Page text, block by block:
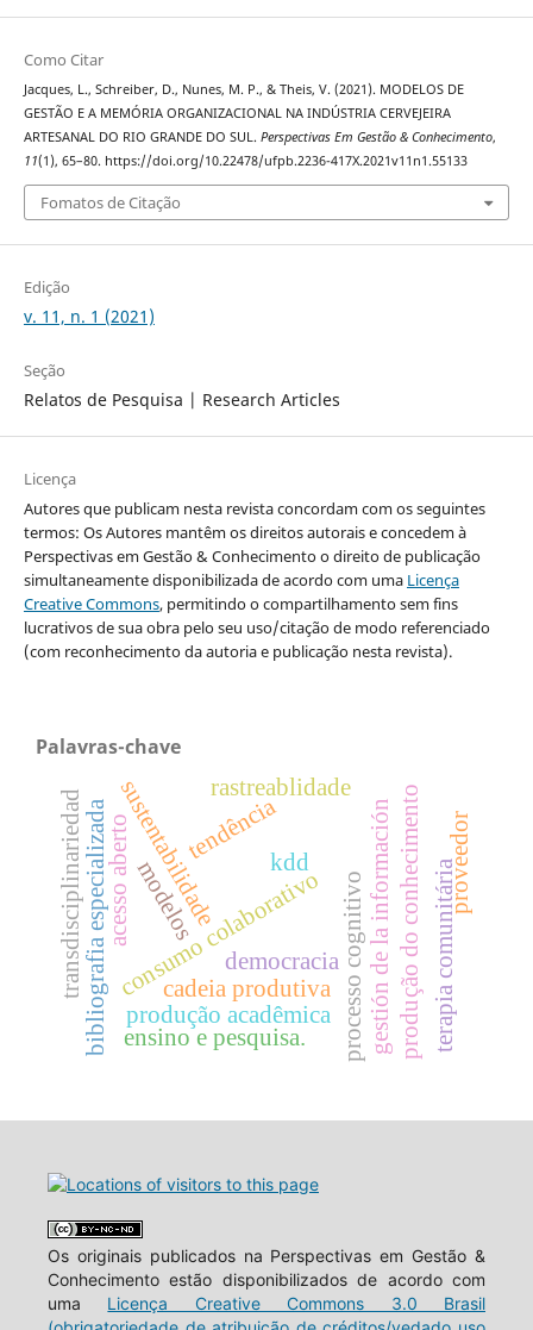
Como Citar
Jacques, L., Schreiber, D., Nunes, M. P., & Theis, V. (2021). MODELOS DE
GESTÃO E A MEMÓRIA ORGANIZACIONAL NA INDÚSTRIA CERVEJEIRA
ARTESANAL DO RIO GRANDE DO SUL. Perspectivas Em Gestão & Conhecimento,
11(1), 65–80. https://doi.org/10.22478/ufpb.2236-417X.2021v11n1.55133
Fomatos de Citação
Edição
v. 11, n. 1 (2021)
Seção
Relatos de Pesquisa | Research Articles
Licença
Autores que publicam nesta revista concordam com os seguintes
termos: Os Autores mantêm os direitos autorais e concedem à
Perspectivas em Gestão & Conhecimento o direito de publicação
simultaneamente disponibilizada de acordo com uma Licença
Creative Commons, permitindo o compartilhamento sem fins
lucrativos de sua obra pelo seu uso/citação de modo referenciado
(com reconhecimento da autoria e publicação nesta revista).
Palavras-chave
processo cognitivo
consumo colaborativo
bibliografia especializada
transdisciplinariedad kdd gestión de la informaciónprodução do conhecimentoterapia comunitária
sustentabilidade
cadeia produtiva
tendência
democracia
produção acadêmica
ensino e pesquisa.
acesso abertomodelos
rastreablidade
proveedor
Os originais publicados na Perspectivas em Gestão &
Conhecimento estão disponibilizados de acordo com
uma Licença Creative Commons 3.0 Brasil